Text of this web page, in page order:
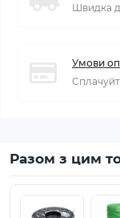
Швидка
Умови
Разом з цим